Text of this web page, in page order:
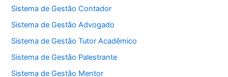
Sistema de Gestão Contador
Sistema de Gestão Advogado
Sistema de Gestão Tutor Acadêmico
Sistema de Gestão Palestrante
Sistema de Gestão Mentor